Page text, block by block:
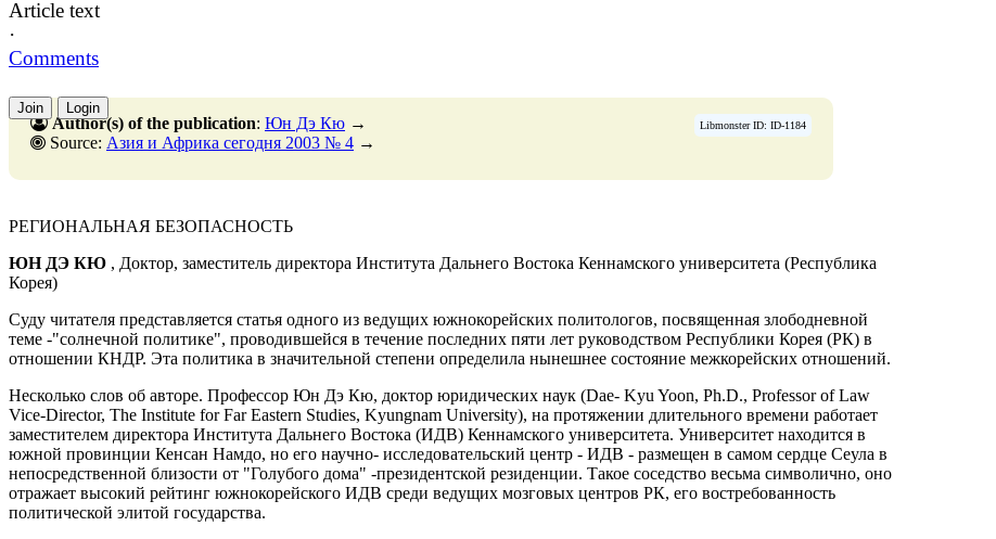
Article text
·
Comments
Join Login
Libmonster ID: ID-1184
Author(s) of the publication: Юн Дэ Кю →
Source: Азия и Африка сегодня 2003 № 4 →
РЕГИОНАЛЬНАЯ БЕЗОПАСНОСТЬ
ЮН ДЭ КЮ , Доктор, заместитель директора Института Дальнего Востока Кеннамского университета (Республика
Корея)
Суду читателя представляется статья одного из ведущих южнокорейских политологов, посвященная злободневной
теме -"солнечной политике", проводившейся в течение последних пяти лет руководством Республики Корея (РК) в
отношении КНДР. Эта политика в значительной степени определила нынешнее состояние межкорейских отношений.
Несколько слов об авторе. Профессор Юн Дэ Кю, доктор юридических наук (Dae- Kyu Yoon, Ph.D., Professor of Law
Vice-Director, The Institute for Far Eastern Studies, Kyungnam University), на протяжении длительного времени работает
заместителем директора Института Дальнего Востока (ИДВ) Кеннамского университета. Университет находится в
южной провинции Кенсан Намдо, но его научно- исследовательский центр - ИДВ - размещен в самом сердце Сеула в
непосредственной близости от "Голубого дома" -президентской резиденции. Такое соседство весьма символично, оно
отражает высокий рейтинг южнокорейского ИДВ среди ведущих мозговых центров РК, его востребованность
политической элитой государства.